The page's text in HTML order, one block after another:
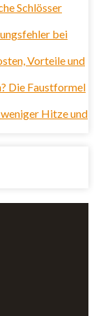
Schlösser
bei
Vorteile und
Die Faustformel
Hitze und